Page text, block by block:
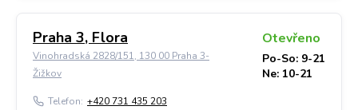
Praha 3, Flora
Vinohradská 2828/151, 130 00 Praha 3-
Žižkov
Otevřeno
Po-So: 9-21
Ne: 10-21
Telefon: +420 731 435 203